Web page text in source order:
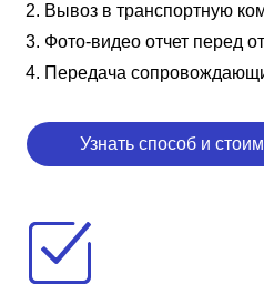
Вывоз в транспортную
Фото-видео отчет перед
Передача
Узнать способ и